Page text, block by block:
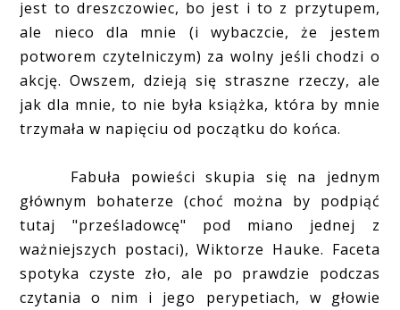
jest to dreszczowiec, bo jest i to z przytupem,
ale nieco dla mnie (i wybaczcie, że jestem
potworem czytelniczym) za wolny jeśli chodzi o
akcję. Owszem, dzieją się straszne rzeczy, ale
jak dla mnie, to nie była książka, która by mnie
trzymała w napięciu od początku do końca.
Fabuła powieści skupia się na jednym
głównym bohaterze (choć można by podpiąć
tutaj "prześladowcę" pod miano jednej z
ważniejszych postaci), Wiktorze Hauke. Faceta
spotyka czyste zło, ale po prawdzie podczas
czytania o nim i jego perypetiach, w głowie